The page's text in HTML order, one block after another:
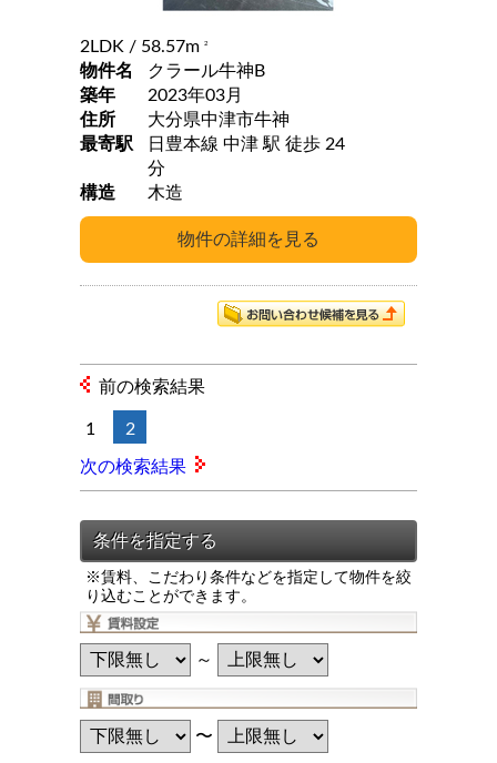
※賃料、こだわり条件などを指定して物件を絞
り込むことができます。
～
〜
2LDK / 58.57m 2
物件名
クラール牛神B
築年
2023年03月
住所
大分県中津市牛神
最寄駅
日豊本線 中津 駅 徒歩 24
分
構造
木造
前の検索結果
1 2
次の検索結果